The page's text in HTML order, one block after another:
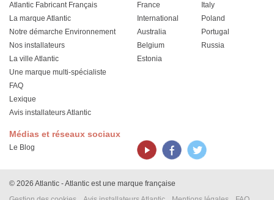
Atlantic Fabricant Français
La marque Atlantic
Notre démarche Environnement
Nos installateurs
La ville Atlantic
Une marque multi-spécialiste
FAQ
Lexique
Avis installateurs Atlantic
France
International
Australia
Belgium
Estonia
Italy
Poland
Portugal
Russia
Médias et réseaux sociaux
Le Blog
© 2026 Atlantic - Atlantic est une marque française